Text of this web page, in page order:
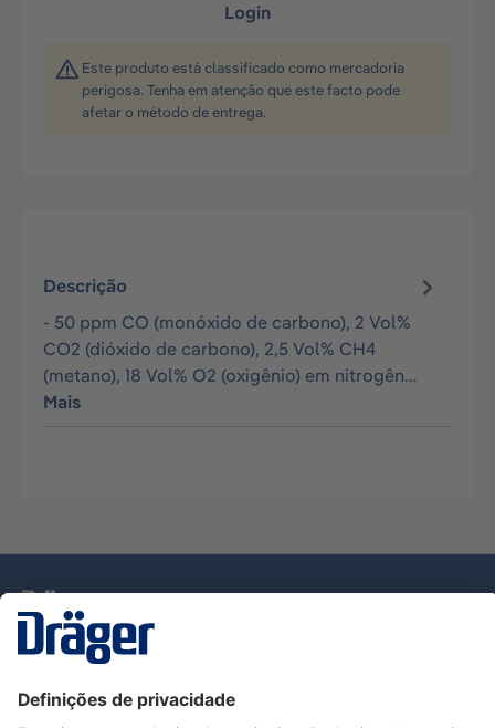
Login
Este produto está classificado como mercadoria
perigosa. Tenha em atenção que este facto pode
afetar o método de entrega.
Descrição
- 50 ppm CO (monóxido de carbono), 2 Vol%
CO2 (dióxido de carbono), 2,5 Vol% CH4
(metano), 18 Vol% O2 (oxigênio) em nitrogên…
Mais
Serviço de Apoio ao Cliente Dräger